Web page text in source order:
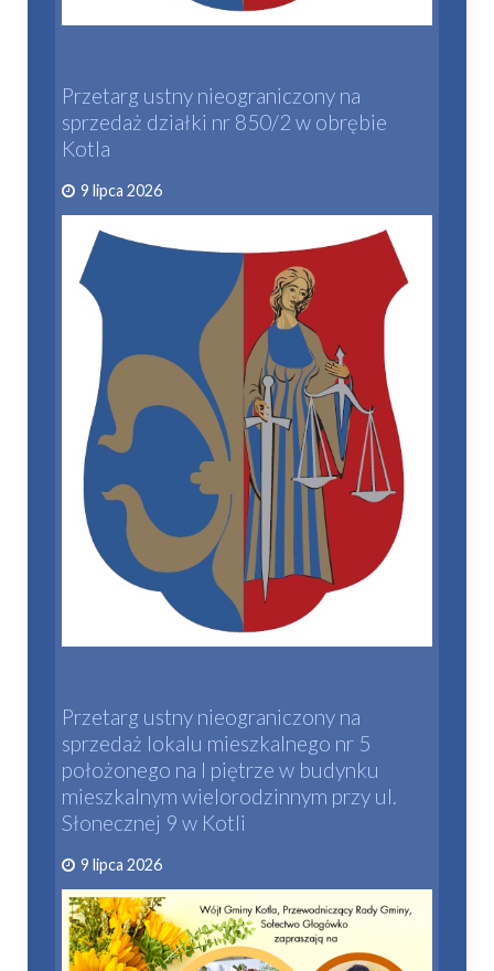
Przetarg ustny nieograniczony na
sprzedaż działki nr 850/2 w obrębie
Kotla
9 lipca 2026
Przetarg ustny nieograniczony na
sprzedaż lokalu mieszkalnego nr 5
położonego na I piętrze w budynku
mieszkalnym wielorodzinnym przy ul.
Słonecznej 9 w Kotli
9 lipca 2026